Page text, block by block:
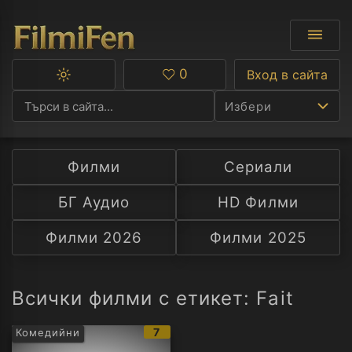
Избери
Ф
С
А
Превключване
тъмна
тема
Любими
0 Вход в сайта
Филми
Сериали
БГ Аудио
HD Филми
Филми 2026
Филми 2025
Всички филми с етикет: Fait
Комедийни
IMDb
7